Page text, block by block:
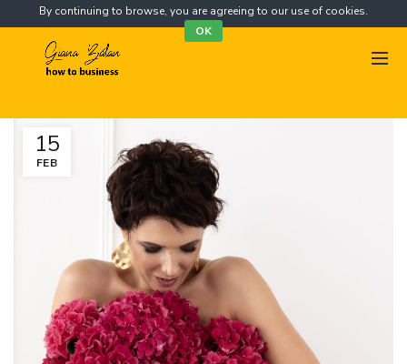
15
FEB
By continuing to browse, you are agreeing to our use of cookies.
OK